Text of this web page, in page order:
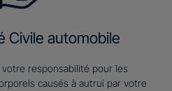
Civile automobile
responsabilité pour les
causés à autrui par votre